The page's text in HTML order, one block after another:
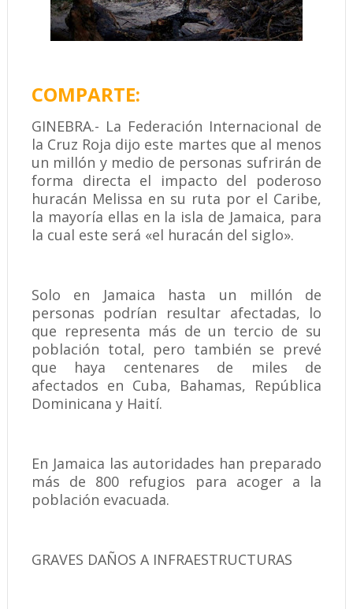
COMPARTE:
GINEBRA.- La Federación Internacional de
la Cruz Roja dijo este martes que al menos
un millón y medio de personas sufrirán de
forma directa el impacto del poderoso
huracán Melissa en su ruta por el Caribe,
la mayoría ellas en la isla de Jamaica, para
la cual este será «el huracán del siglo».
Solo en Jamaica hasta un millón de
personas podrían resultar afectadas, lo
que representa más de un tercio de su
población total, pero también se prevé
que haya centenares de miles de
afectados en Cuba, Bahamas, República
Dominicana y Haití.
En Jamaica las autoridades han preparado
más de 800 refugios para acoger a la
población evacuada.
GRAVES DAÑOS A INFRAESTRUCTURAS